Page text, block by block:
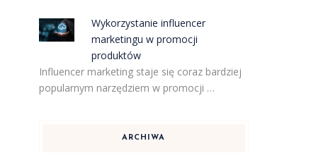
Wykorzystanie influencer
marketingu w promocji
produktów
Influencer marketing staje się coraz bardziej
popularnym narzędziem w promocji …
ARCHIWA